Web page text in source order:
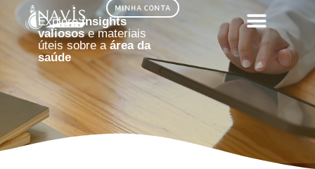
para
conteúdo
MINHA CONTA
Exploreinsights
valiosose materiais
úteis sobre aárea da
saúde